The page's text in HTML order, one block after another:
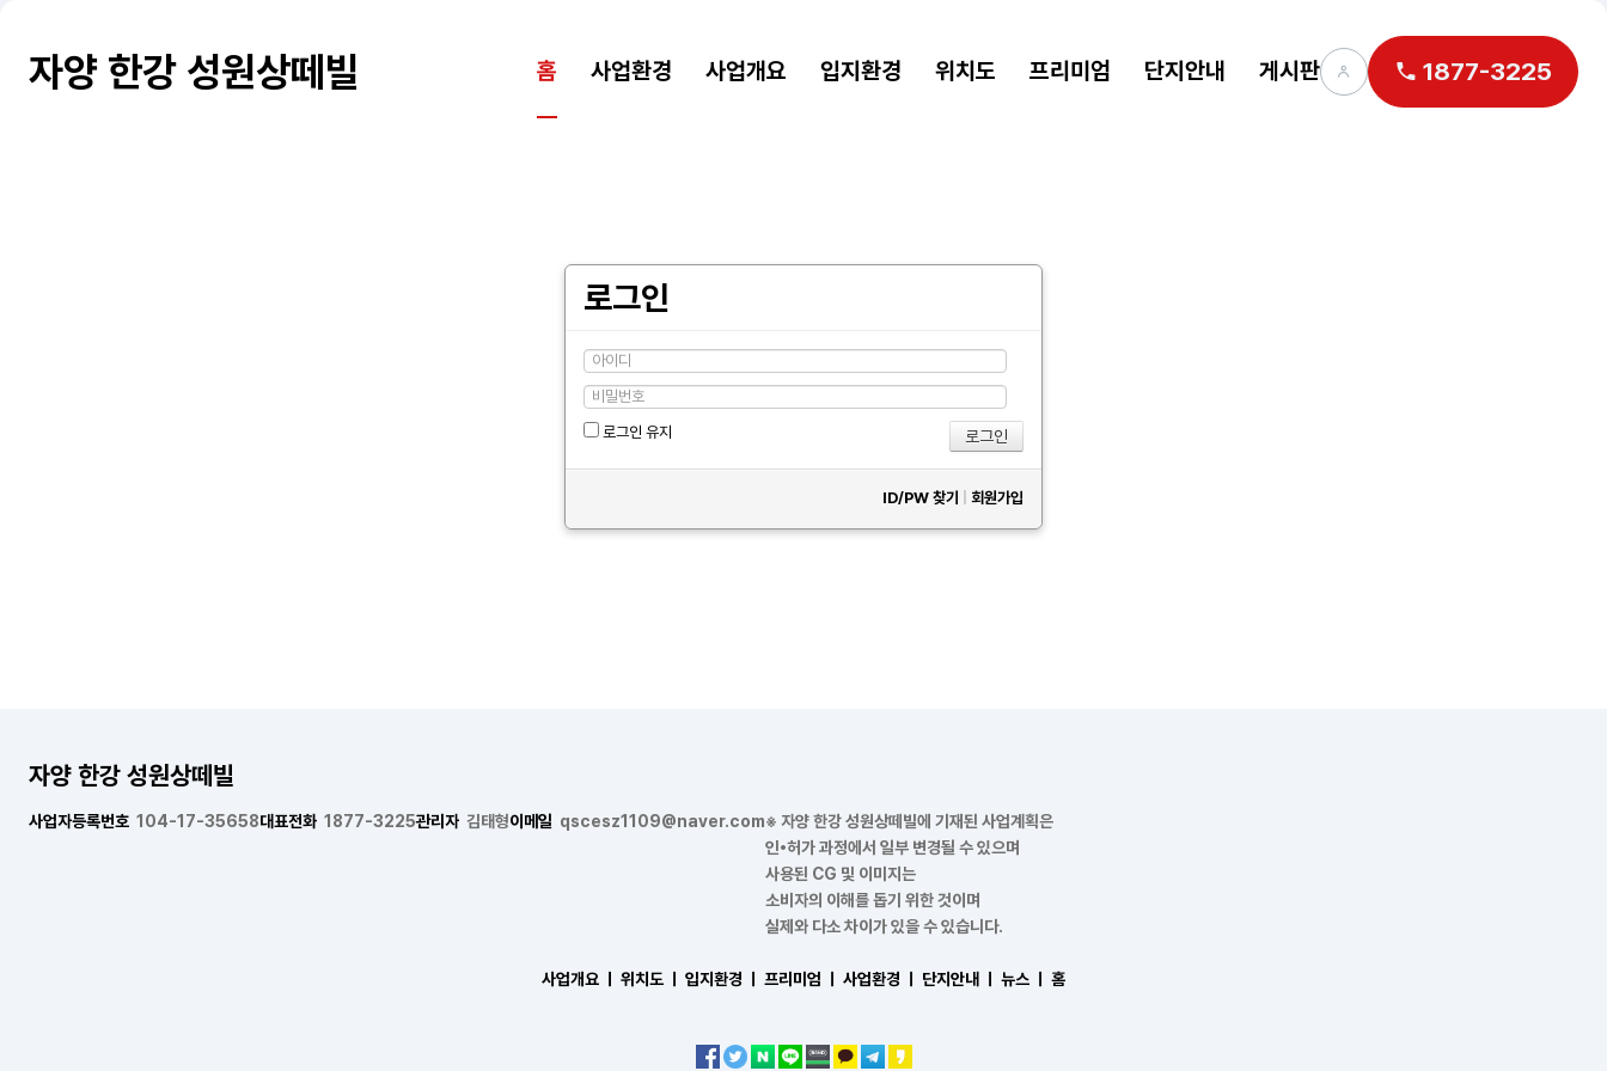
자양 한강 성원상떼빌 홈 사업환경 사업개요 입지환경 위치도 프리미엄 단지안내 게시판 1877-3225
로그인
로그인 유지
ID/PW 찾기 회원가입
자양 한강 성원상떼빌
사업자등록번호 104-17-35658대표전화 1877-3225관리자 김태형이메일 qscesz1109@naver.com※ 자양 한강 성원상떼빌에 기재된 사업계획은
인•허가 과정에서 일부 변경될 수 있으며
사용된 CG 및 이미지는
소비자의 이해를 돕기 위한 것이며
실제와 다소 차이가 있을 수 있습니다.
사업개요 ㅣ 위치도 ㅣ 입지환경 ㅣ 프리미엄 ㅣ 사업환경 ㅣ 단지안내 ㅣ 뉴스 ㅣ 홈